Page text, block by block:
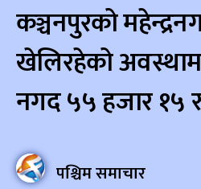
कञ्चनपुरको
खेलिरहेको
नगद ५५ हजार १५
पश्चिम समाचार